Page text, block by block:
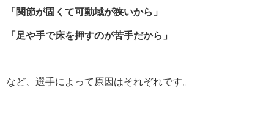
「関節が固くて可動域が狭いから」
「足や手で床を押すのが苦手だから」
など、選手によって原因はそれぞれです。